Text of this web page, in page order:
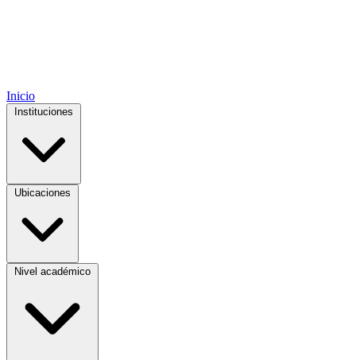
Inicio
Instituciones
Ubicaciones
Nivel académico